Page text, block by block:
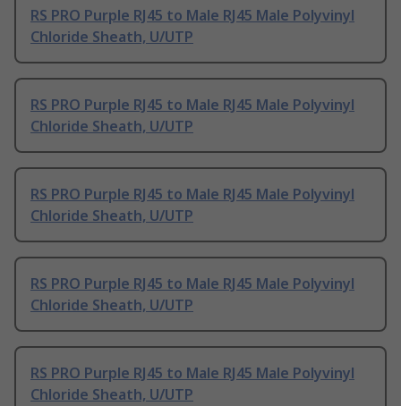
RS PRO Purple RJ45 to Male RJ45 Male Polyvinyl
Chloride Sheath, U/UTP
RS PRO Purple RJ45 to Male RJ45 Male Polyvinyl
Chloride Sheath, U/UTP
RS PRO Purple RJ45 to Male RJ45 Male Polyvinyl
Chloride Sheath, U/UTP
RS PRO Purple RJ45 to Male RJ45 Male Polyvinyl
Chloride Sheath, U/UTP
RS PRO Purple RJ45 to Male RJ45 Male Polyvinyl
Chloride Sheath, U/UTP